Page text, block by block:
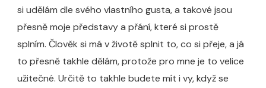
si udělám dle svého vlastního gusta, a takové jsou
přesně moje představy a přání, které si prostě
splním. Člověk si má v životě splnit to, co si přeje, a já
to přesně takhle dělám, protože pro mne je to velice
užitečné. Určitě to takhle budete mít i vy, když se